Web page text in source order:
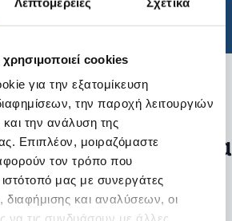
cookies
για την εξατομίκευση
την παροχή λειτουργιών
την ανάλυση της
Επιπλέον, μοιραζόμαστε
τον τρόπο που
ιστότοπό μας με συνεργάτες
και αναλύσεων, οι
να τις συνδυάσουν με άλλες
προϊόντα με τα
φίλτρα